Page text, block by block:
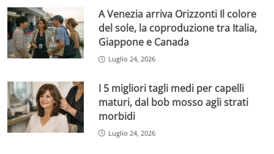
A Venezia arriva Orizzonti Il colore
del sole, la coproduzione tra Italia,
Giappone e Canada
Luglio 24, 2026
I 5 migliori tagli medi per capelli
maturi, dal bob mosso agli strati
morbidi
Luglio 24, 2026